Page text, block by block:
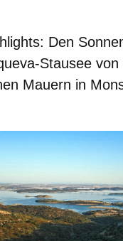
Den
Stausee von
Mauern in